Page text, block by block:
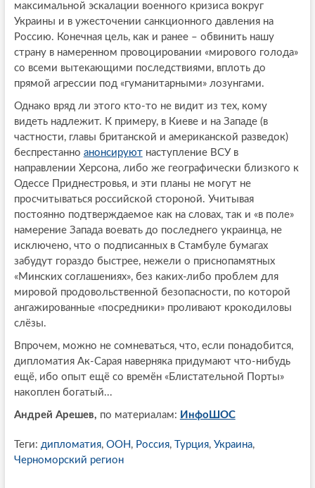
максимальной эскалации военного кризиса вокруг
Украины и в ужесточении санкционного давления на
Россию. Конечная цель, как и ранее – обвинить нашу
страну в намеренном провоцировании «мирового голода»
со всеми вытекающими последствиями, вплоть до
прямой агрессии под «гуманитарными» лозунгами.
Однако вряд ли этого кто-то не видит из тех, кому
видеть надлежит. К примеру, в Киеве и на Западе (в
частности, главы британской и американской разведок)
беспрестанно анонсируютнаступление ВСУ в
направлении Херсона, либо же географически близкого к
Одессе Приднестровья, и эти планы не могут не
просчитываться российской стороной. Учитывая
постоянно подтверждаемое как на словах, так и «в поле»
намерение Запада воевать до последнего украинца, не
исключено, что о подписанных в Стамбуле бумагах
забудут гораздо быстрее, нежели о приснопамятных
«Минских соглашениях», без каких-либо проблем для
мировой продовольственной безопасности, по которой
ангажированные «посредники» проливают крокодиловы
слёзы.
Впрочем, можно не сомневаться, что, если понадобится,
дипломатия Ак-Сарая наверняка придумают что-нибудь
ещё, ибо опыт ещё со времён «Блистательной Порты»
накоплен богатый...
Андрей Арешев, по материалам: ИнфоШОС
Теги: дипломатия, ООН , Россия, Турция, Украина,
Черноморский регион